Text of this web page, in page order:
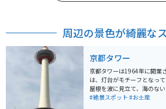
周辺の景色が綺麗な
京都タワー
京都タワーは1964年に開業
は、灯台がモチーフとなっ
屋根を波に見立て、海のな
し続けています。 京都市街
#絶景スポット #お土産